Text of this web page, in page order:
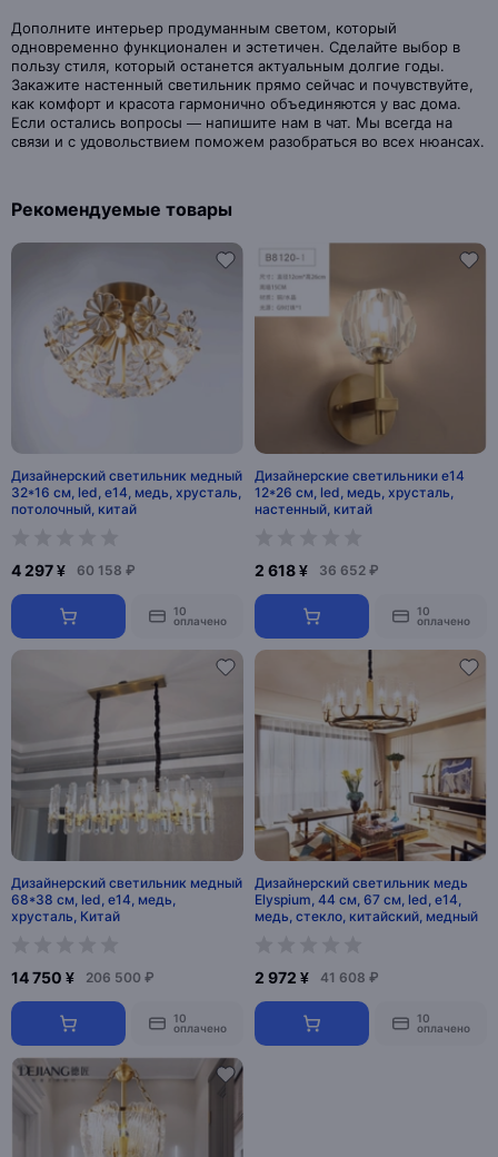
Дополните интерьер продуманным светом, который
одновременно функционален и эстетичен. Сделайте выбор в
пользу стиля, который останется актуальным долгие годы.
Закажите настенный светильник прямо сейчас и почувствуйте,
как комфорт и красота гармонично объединяются у вас дома.
Если остались вопросы — напишите нам в чат. Мы всегда на
связи и с удовольствием поможем разобраться во всех нюансах.
Рекомендуемые товары
Дизайнерский светильник медный
32*16 см, led, e14, медь, хрусталь,
потолочный, китай
4 297 ¥ 60 158 ₽
10
оплачено
Дизайнерские светильники e14
12*26 см, led, медь, хрусталь,
настенный, китай
2 618 ¥ 36 652 ₽
10
оплачено
Дизайнерский светильник медный
68*38 см, led, e14, медь,
хрусталь, Китай
14 750 ¥ 206 500 ₽
10
оплачено
Дизайнерский светильник медь
Elyspium, 44 см, 67 см, led, e14,
медь, стекло, китайский, медный
2 972 ¥ 41 608 ₽
10
оплачено